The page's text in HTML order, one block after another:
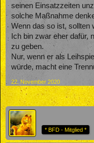
seinen Einsatzzeiten
solche Maßnahme
Wenn das so ist, sollten
Ich bin zwar eher dafür,
zu geben.
Nur, wenn er als
würde, macht eine
22. November 2020
* BFD - Mitglied *